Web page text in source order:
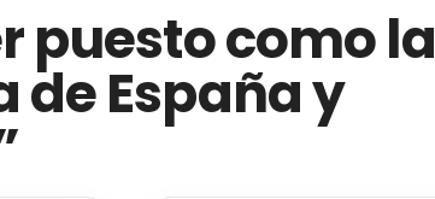
puesto como la
España y